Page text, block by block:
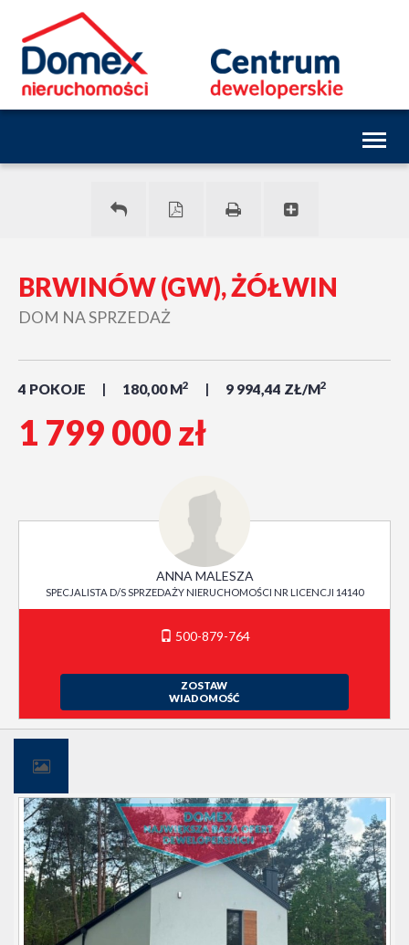
BRWINÓW (GW), ŻÓŁWIN
DOM NA SPRZEDAŻ
4 POKOJE 180,00 M2 9 994,44 ZŁ/M2
1 799 000 zł
ANNA MALESZA
SPECJALISTA D/S SPRZEDAŻY NIERUCHOMOŚCI NR LICENCJI 14140
500-879-764
ZOSTAW
WIADOMOŚĆ